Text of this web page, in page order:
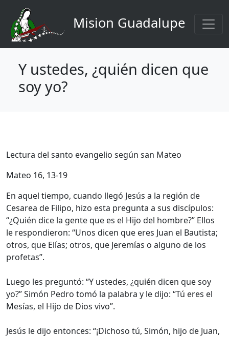
Aller au contenu principal
Navigation principale
Mision Guadalupe
Y ustedes, ¿quién dicen que
soy yo?
Lectura del santo evangelio según san Mateo
Mateo 16, 13-19
En aquel tiempo, cuando llegó Jesús a la región de
Cesarea de Filipo, hizo esta pregunta a sus discípulos:
“¿Quién dice la gente que es el Hijo del hombre?” Ellos
le respondieron: “Unos dicen que eres Juan el Bautista;
otros, que Elías; otros, que Jeremías o alguno de los
profetas”.
Luego les preguntó: “Y ustedes, ¿quién dicen que soy
yo?” Simón Pedro tomó la palabra y le dijo: “Tú eres el
Mesías, el Hijo de Dios vivo”.
Jesús le dijo entonces: “¡Dichoso tú, Simón, hijo de Juan,